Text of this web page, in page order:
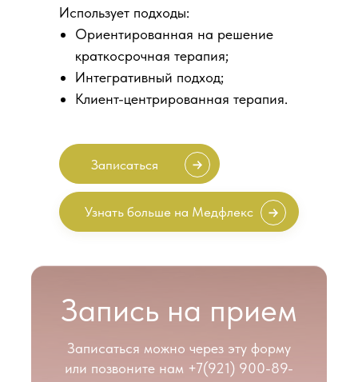
Использует подходы:
Ориентированная на решение
краткосрочная терапия;
Интегративный подход;
Клиент-центрированная терапия.
Узнать больше на Медфлекс
Записаться
Записаться можно через эту форму
или позвоните нам +7(921) 900-89-
Запись на прием